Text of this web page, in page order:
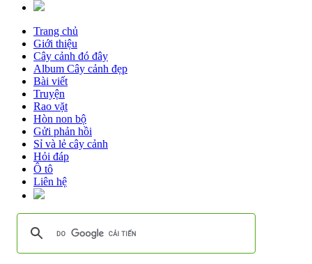
Trang chủ
Giới thiệu
Cây cảnh đó đây
Album Cây cảnh đẹp
Bài viết
Truyện
Rao vặt
Hòn non bộ
Gửi phản hồi
Sỉ và lẻ cây cảnh
Hỏi đáp
Ô tô
Liên hệ